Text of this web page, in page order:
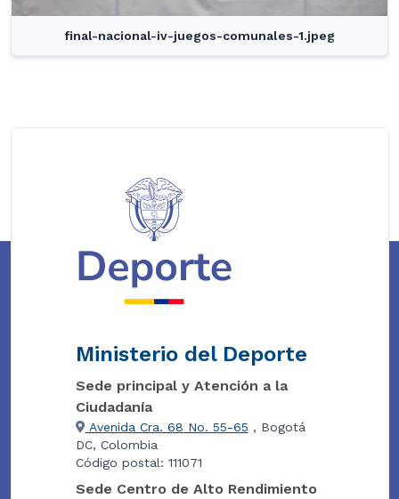
final-nacional-iv-juegos-comunales-1.jpeg
Ministerio del Deporte
Sede principal y Atención a la
Ciudadanía
Avenida Cra. 68 No. 55-65 , Bogotá
DC, Colombia
Código postal: 111071
Sede Centro de Alto Rendimiento